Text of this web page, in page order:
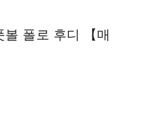
볼 폴로 후디 【매